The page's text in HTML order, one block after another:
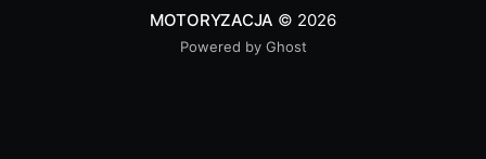
MOTORYZACJA © 2026
Powered by Ghost